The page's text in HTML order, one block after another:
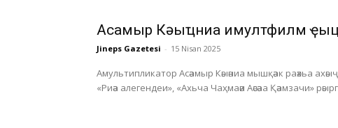
Асҭамыр Кәыҵниа имултфилм
Jineps Gazetesi - 15 Nisan 2025
Амультипликатор Асәамыр Кәыәниа мышқәак раәхьа
«Риәа алегендеи», «Ахьча Чаҳмаәи Аәсәаа Қәамзачи»